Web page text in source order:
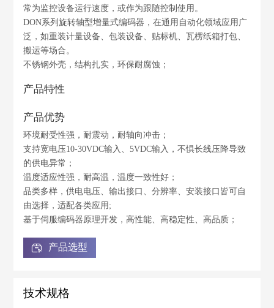
常为监控设备运行速度，或作为跟随控制使用。
DON系列旋转轴型增量式编码器，在通用自动化领域应用广
泛，如重装计量设备、包装设备、贴标机、瓦楞纸箱打包、
搬运等场合。
不锈钢外壳，结构扎实，环保耐腐蚀；
产品特性
产品优势
环境耐受性强，耐震动，耐轴向冲击；
支持宽电压10-30VDC输入、5VDC输入，不惧长线压降导致
的供电异常；
温度适应性强，耐高温，温度一致性好；
品类多样，供电电压、输出接口、分辨率、安装接口皆可自
由选择，适配各类应用;
基于伺服编码器原理开发，高性能、高稳定性、高品质；
产品选型
技术规格